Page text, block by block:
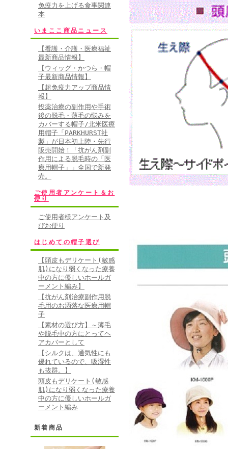
免疫力を上げる食事関連
本
いまここ商品ニュース
【看護・介護・医療福祉
最新商品情報】
【ウィッグ・かつら・帽
子最新商品情報】
【超免疫力アップ商品情
報】
投薬治療の副作用や手術
後の脱毛・薄毛の悩みを
カバーする帽子/北米医療
用帽子「PARKHURST社
製」が日本初上陸・先行
販売開始！「抗がん剤副
作用による脱毛時の「医
療用帽子」」全国で新発
売。
ご使用者アンケート＆お
便り
ご使用者様アンケート及
びお便り
はじめての帽子選び
【頭皮もデリケート(敏感
肌)になり弱くなった療養
中の方に優しいホールガ
ーメント編み】
【抗がん剤治療副作用脱
毛用のお洒落な医療用帽
子
【素材の選び方】～薄毛
や脱毛中の方にとってヘ
アカバーとして
【シルクは、通気性にも
優れているので、吸湿性
も抜群。】
頭皮もデリケート(敏感
肌)になり弱くなった療養
中の方に優しいホールガ
ーメント編み
新着商品